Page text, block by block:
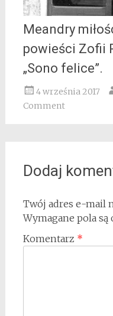
Meandry
powieści Zofii
„Sono felice”.
4 września 2017
Comment
Dodaj
Twój adres e-mail
Wymagane pola są
Komentarz *